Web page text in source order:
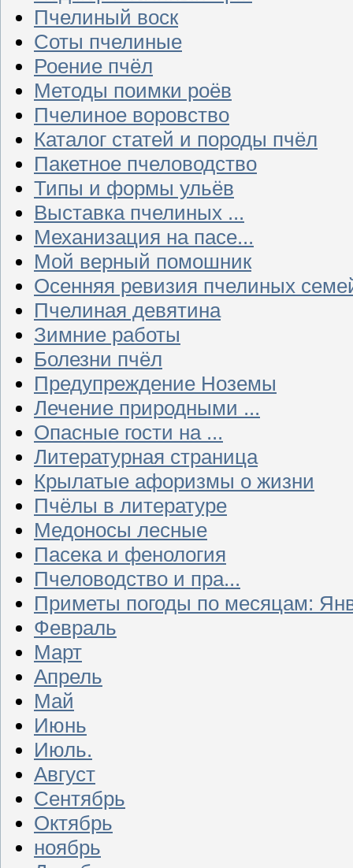
Пчелиный воск
Соты пчелиные
Роение пчёл
Методы поимки роёв
Пчелиное воровство
Каталог статей и породы пчёл
Пакетное пчеловодство
Типы и формы ульёв
Выставка пчелиных ...
Механизация на пасе...
Мой верный помошник
Осенняя ревизия пчелиных
Пчелиная девятина
Зимние работы
Болезни пчёл
Предупреждение Ноземы
Лечение природными ...
Опасные гости на ...
Литературная страница
Крылатые афоризмы о жизни
Пчёлы в литературе
Медоносы лесные
Пасека и фенология
Пчеловодство и пра...
Приметы погоды по месяцам:
Февраль
Март
Апрель
Май
Июнь
Июль.
Август
Сентябрь
Октябрь
ноябрь